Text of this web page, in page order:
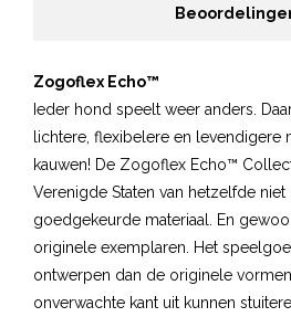
Zogoflex Echo™
Ieder hond speelt weer anders.
lichtere, flexibelere en levendigere
kauwen! De Zogoflex Echo™
Verenigde Staten van hetzelfde
goedgekeurde materiaal. En
originele exemplaren. Het
ontwerpen dan de originele
onverwachte kant uit kunnen